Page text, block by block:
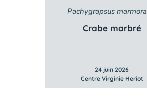
Pachygrapsus
Crabe marbré
24 juin 2026
Centre Virginie Heriot